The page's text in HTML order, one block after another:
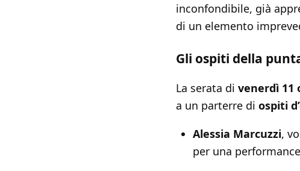
inconfondibile, già
di un elemento
Gli ospiti della
La serata di venerdì 11
a un parterre di ospiti
Alessia Marcuzzi,
per una